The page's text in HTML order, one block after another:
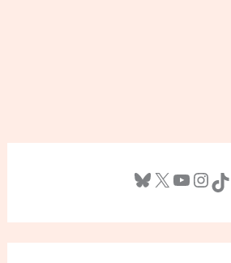
Bluesky X Youtube InstagramTikTok